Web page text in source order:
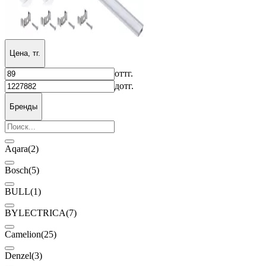
Цена, тг.
оттг.
дотг.
Бренды
Aqara(2)
Bosch(5)
BULL(1)
BYLECTRICA(7)
Camelion(25)
Denzel(3)